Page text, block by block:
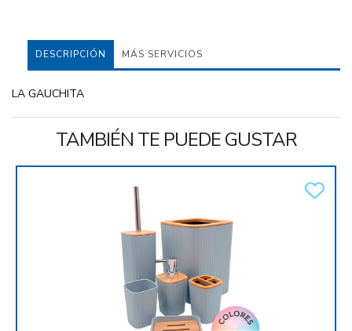
DESCRIPCIÓN MÁS SERVICIOS
LA GAUCHITA
TAMBIÉN TE PUEDE GUSTAR